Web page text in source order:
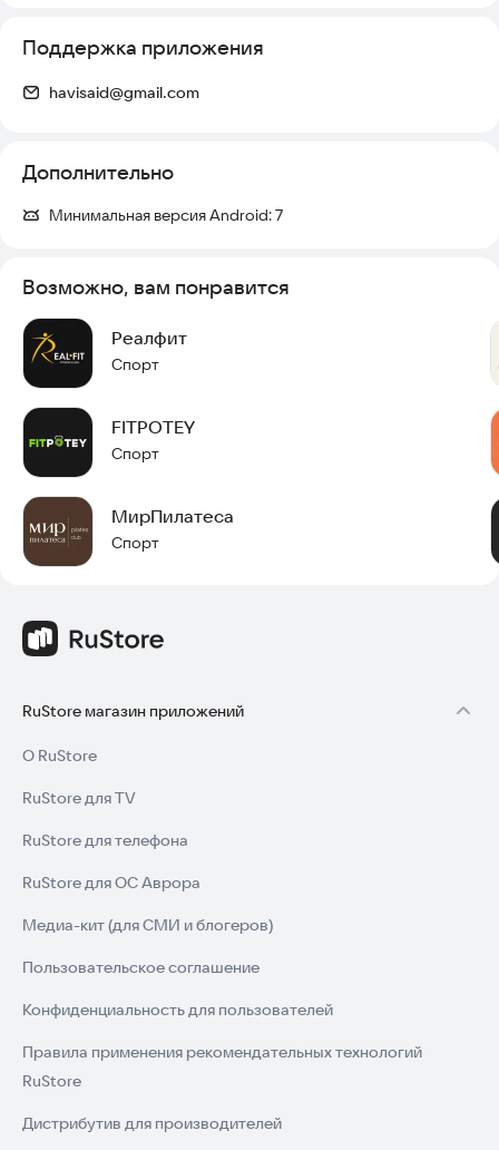
Поддержка приложения
havisaid@gmail.com
Дополнительно
Минимальная версия Android:7
Возможно, вам понравится
Реалфит
Спорт
FITPOTEY
Спорт
МирПилатеса
Спорт
RuStore магазин приложений
О RuStore
RuStore для TV
RuStore для телефона
RuStore для ОС Аврора
Медиа-кит (для СМИ и блогеров)
Пользовательское соглашение
Конфиденциальность для пользователей
Правила применения рекомендательных технологий
RuStore
Дистрибутив для производителей